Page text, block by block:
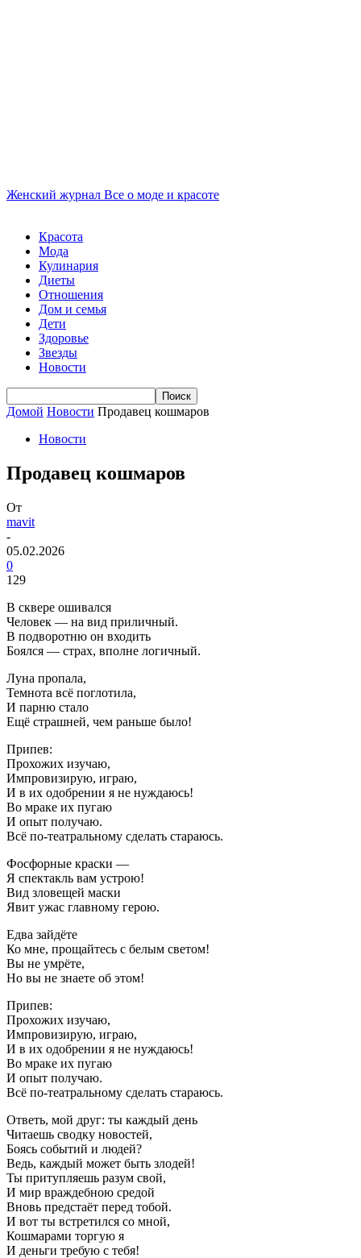
Женский журнал Все о моде и красоте
Красота
Мода
Кулинария
Диеты
Отношения
Дом и семья
Дети
Здоровье
Звезды
Новости
Домой Новости Продавец кошмаров
Новости
Продавец кошмаров
От
mavit
-
05.02.2026
0
129
В сквере ошивался
Человек — на вид приличный.
В подворотню он входить
Боялся — страх, вполне логичный.
Луна пропала,
Темнота всё поглотила,
И парню стало
Ещё страшней, чем раньше было!
Припев:
Прохожих изучаю,
Импровизирую, играю,
И в их одобрении я не нуждаюсь!
Во мраке их пугаю
И опыт получаю.
Всё по-театральному сделать стараюсь.
Фосфорные краски —
Я спектакль вам устрою!
Вид зловещей маски
Явит ужас главному герою.
Едва зайдёте
Ко мне, прощайтесь с белым светом!
Вы не умрёте,
Но вы не знаете об этом!
Припев:
Прохожих изучаю,
Импровизирую, играю,
И в их одобрении я не нуждаюсь!
Во мраке их пугаю
И опыт получаю.
Всё по-театральному сделать стараюсь.
Ответь, мой друг: ты каждый день
Читаешь сводку новостей,
Боясь событий и людей?
Ведь, каждый может быть злодей!
Ты притупляешь разум свой,
И мир враждебною средой
Вновь предстаёт перед тобой.
И вот ты встретился со мной,
Кошмарами торгую я
И деньги требую с тебя!